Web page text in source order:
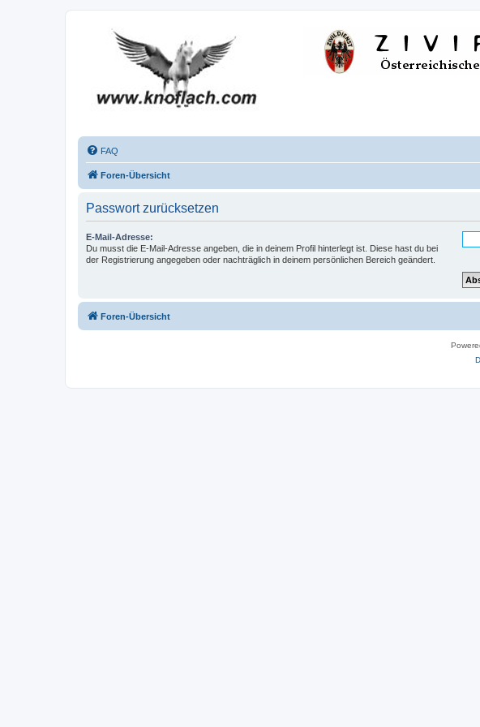
FAQ
Foren-Übersicht
Passwort zurücksetzen
E-Mail-Adresse:
Du musst die E-Mail-Adresse angeben, die in deinem Profil hinterlegt ist. Diese hast du bei
der Registrierung angegeben oder nachträglich in deinem persönlichen Bereich geändert.
Foren-Übersicht